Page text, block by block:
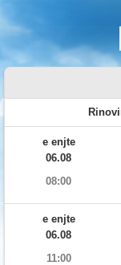
e enjte
06.08
08:00
e enjte
06.08
11:00